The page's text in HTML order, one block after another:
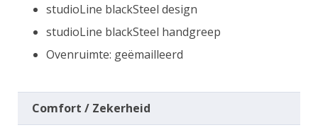
studioLine blackSteel design
studioLine blackSteel handgreep
Ovenruimte: geëmailleerd
Comfort / Zekerheid